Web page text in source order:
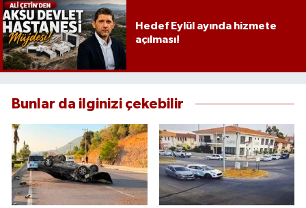
Hedef Eylül ayında hizmete
açılması!
Bunlar da ilginizi çekebilir